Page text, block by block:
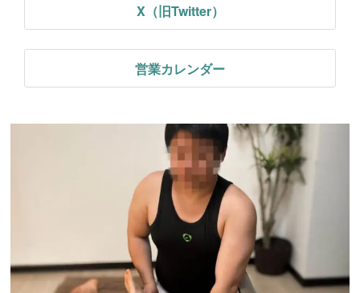
X（旧Twitter）
営業カレンダー